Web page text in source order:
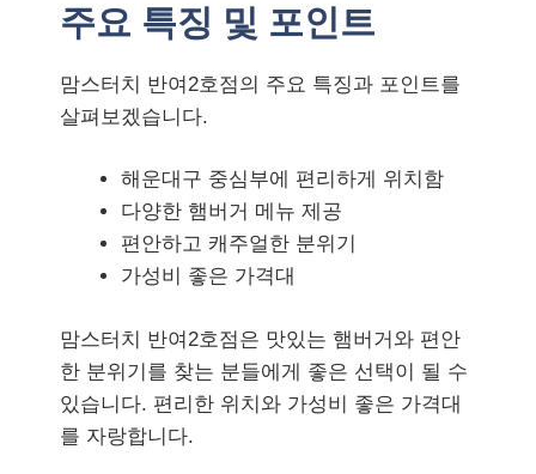
주요 특징 및 포인트
맘스터치 반여2호점의 주요 특징과 포인트를
살펴보겠습니다.
해운대구 중심부에 편리하게 위치함
다양한 햄버거 메뉴 제공
편안하고 캐주얼한 분위기
가성비 좋은 가격대
맘스터치 반여2호점은 맛있는 햄버거와 편안
한 분위기를 찾는 분들에게 좋은 선택이 될 수
있습니다. 편리한 위치와 가성비 좋은 가격대
를 자랑합니다.